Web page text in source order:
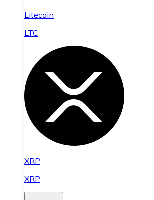
Litecoin
LTC
XRP
XRP